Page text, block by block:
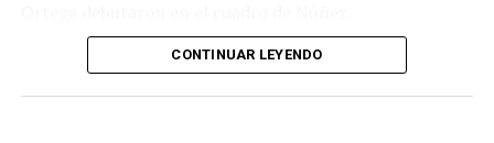
River monopolizó la posesión de la pelota a lo largo del
CONTINUAR LEYENDO